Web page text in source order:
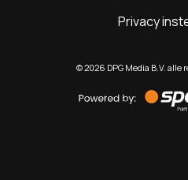
Privacy
©2026 DPG Media B.V.
by